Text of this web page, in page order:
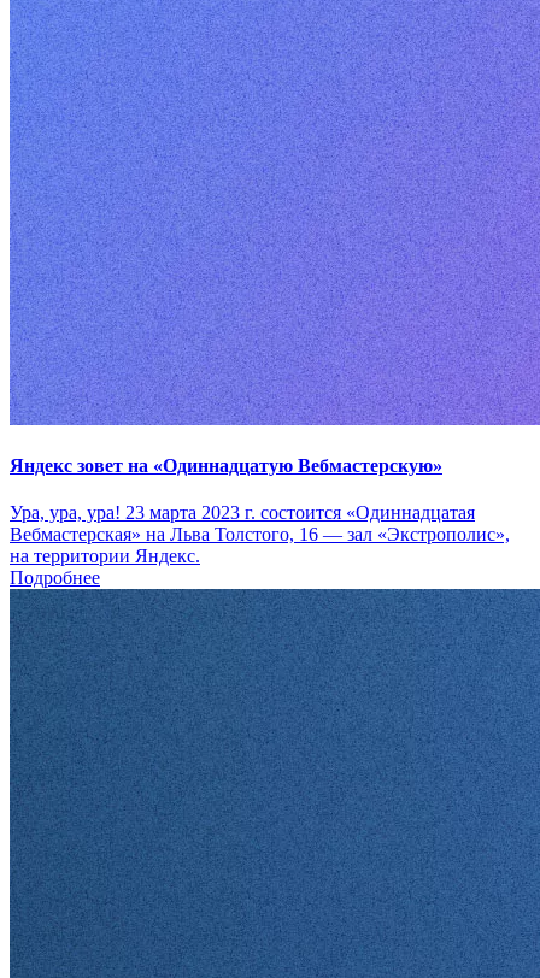
Яндекс зовет на «Одиннадцатую Вебмастерскую»
Ура, ура, ура! 23 марта 2023 г. состоится «Одиннадцатая
Вебмастерская» на Льва Толстого, 16 — зал «Экстрополис»,
на территории Яндекс.
Подробнее